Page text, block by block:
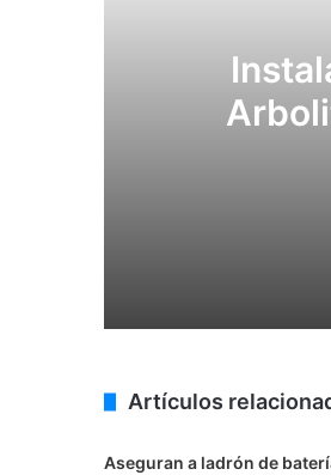
Aseguran 12
Artículos
Aseguran a ladrón de